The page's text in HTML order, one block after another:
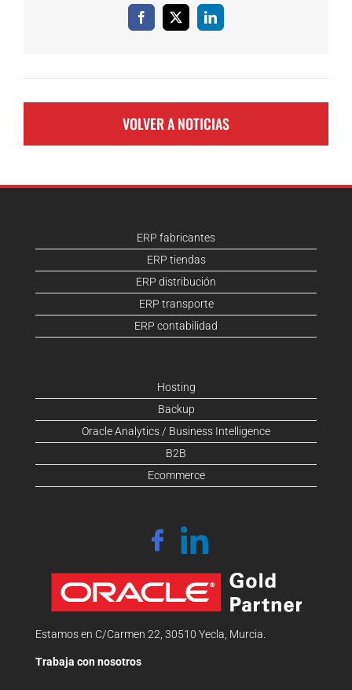
Facebook
X LinkedIn
VOLVER A NOTICIAS
ERP fabricantes
ERP tiendas
ERP distribución
ERP transporte
ERP contabilidad
Hosting
Backup
Oracle Analytics / Business Intelligence
B2B
Ecommerce
Estamos en C/Carmen 22, 30510 Yecla, Murcia.
Trabaja con nosotros